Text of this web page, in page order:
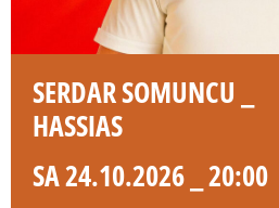
SERDAR SOMUNCU _
HASSIAS
SA 24.10.2026 _ 20:00